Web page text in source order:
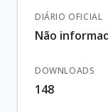
DIÁRIO OFICIAL
Não
DOWNLOADS
148